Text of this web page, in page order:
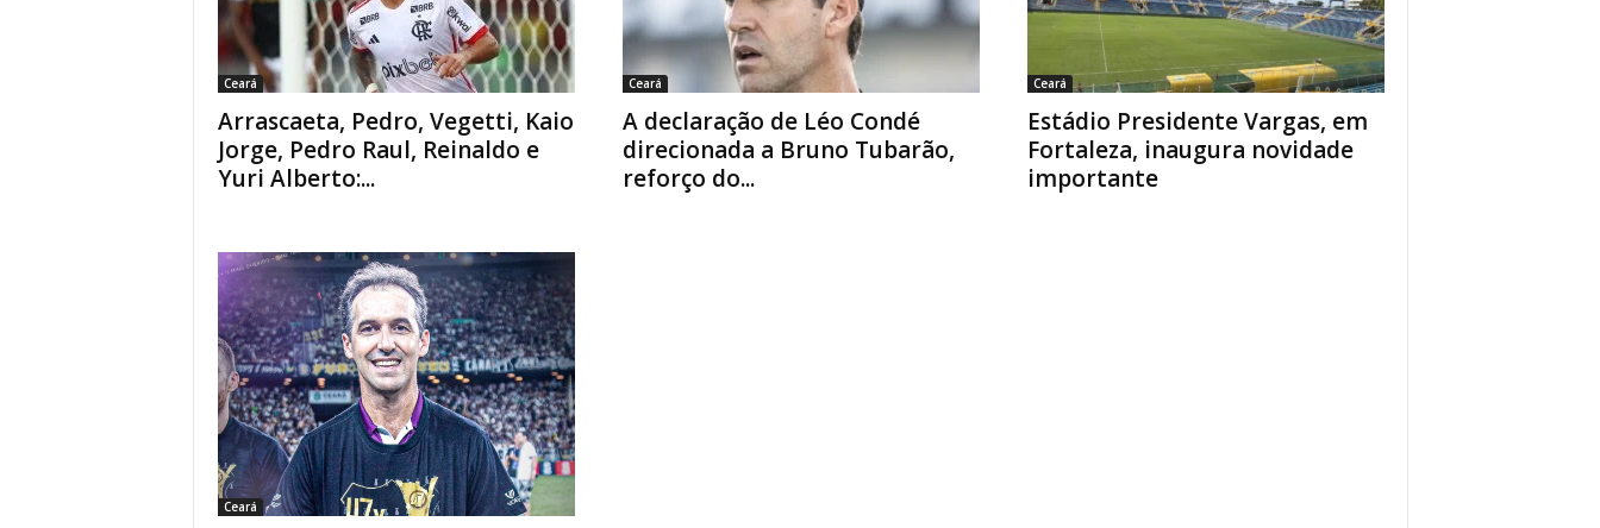
Ceará
Arrascaeta, Pedro, Vegetti, Kaio
Jorge, Pedro Raul, Reinaldo e
Yuri Alberto:...
Ceará
A declaração de Léo Condé
direcionada a Bruno Tubarão,
reforço do...
Ceará
Estádio Presidente Vargas, em
Fortaleza, inaugura novidade
importante
Ceará